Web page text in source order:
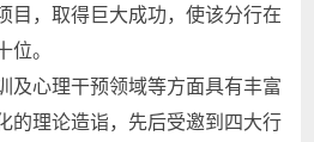
目，取得巨大成功，使该分行在
位。
及心理干预领域等方面具有丰富
的理论造诣，先后受邀到四大行